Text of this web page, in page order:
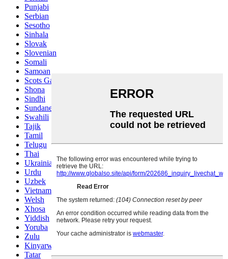
Punjabi
Serbian
Sesotho
Sinhala
Slovak
Slovenian
Somali
Samoan
Scots Gaelic
Shona
Sindhi
Sundanese
Swahili
Tajik
Tamil
Telugu
Thai
Ukrainian
Urdu
Uzbek
Vietnamese
Welsh
Xhosa
Yiddish
Yoruba
Zulu
Kinyarwanda
Tatar